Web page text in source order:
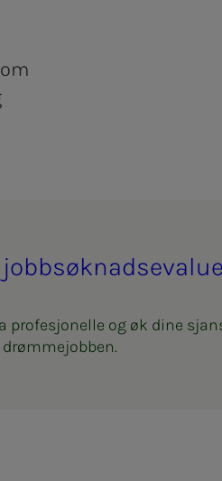
profesjonelle og øk dine